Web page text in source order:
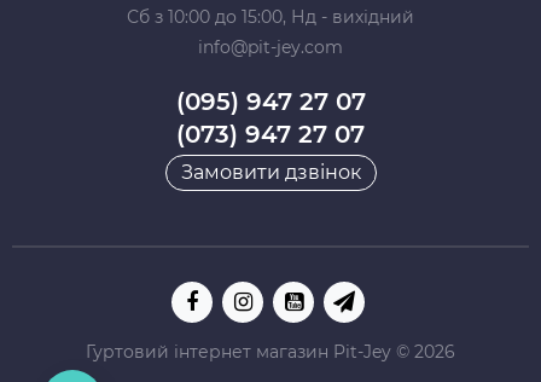
Сб з 10:00 до 15:00, Нд - вихідний
info@pit-jey.com
(095) 947 27 07
(073) 947 27 07
Замовити дзвінок
Гуртовий інтернет магазин Pit-Jey © 2026